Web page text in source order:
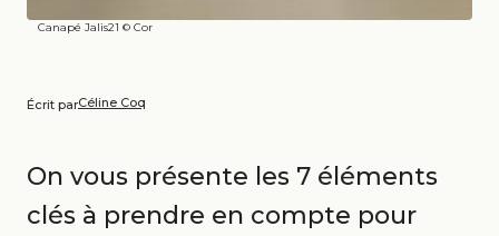
Canapé Jalis21 © Cor
Écrit parCéline Coq
On vous présente les 7 éléments
clés à prendre en compte pour